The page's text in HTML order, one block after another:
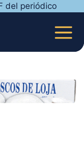
del periódico